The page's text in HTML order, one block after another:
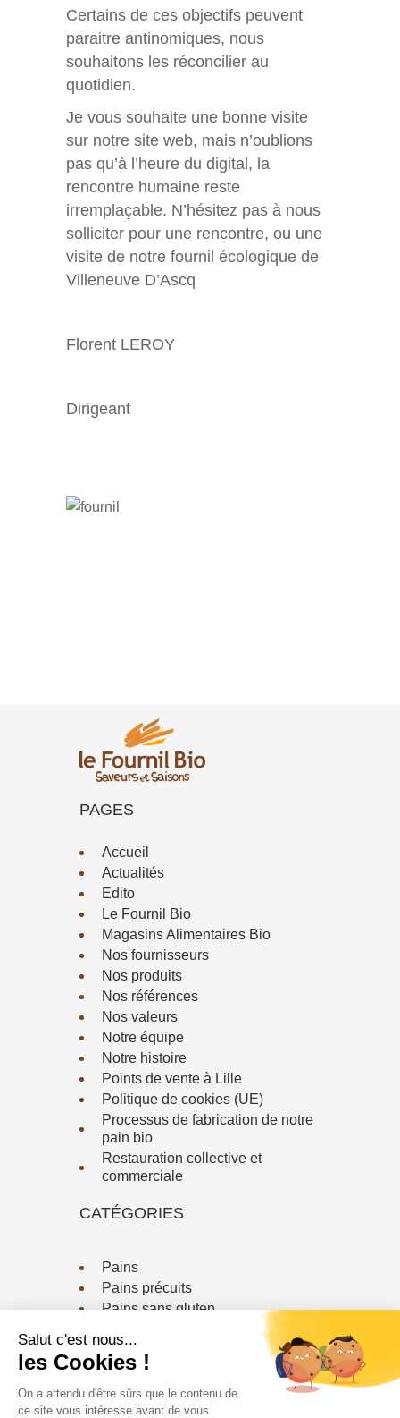
Certains de ces objectifs peuvent
paraitre antinomiques, nous
souhaitons les réconcilier au
quotidien.
Je vous souhaite une bonne visite
sur notre site web, mais n’oublions
pas qu’à l’heure du digital, la
rencontre humaine reste
irremplaçable. N’hésitez pas à nous
solliciter pour une rencontre, ou une
visite de notre fournil écologique de
Villeneuve D’Ascq
Florent LEROY
Dirigeant
PAGES
Accueil
Actualités
Edito
Le Fournil Bio
Magasins Alimentaires Bio
Nos fournisseurs
Nos produits
Nos références
Nos valeurs
Notre équipe
Notre histoire
Points de vente à Lille
Politique de cookies (UE)
Processus de fabrication de notre
pain bio
Restauration collective et
commerciale
CATÉGORIES
Pains
Pains précuits
Pains sans gluten
CONTACTEZ-NOUS